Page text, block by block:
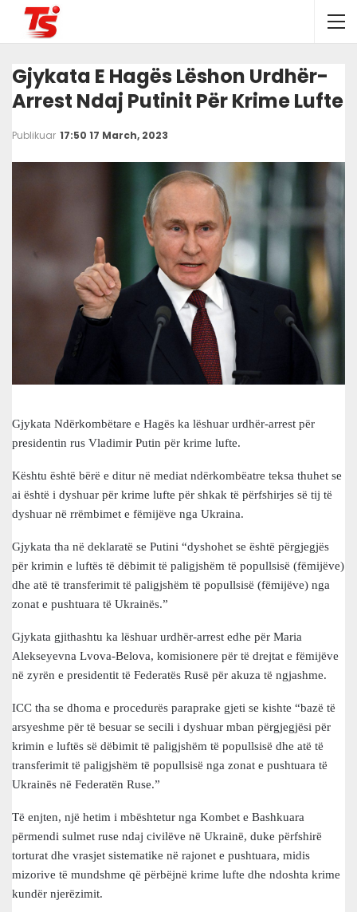
Gjykata E Hagës Lëshon Urdhër-
Arrest Ndaj Putinit Për Krime Lufte
Publikuar 17:50 17 March, 2023
Gjykata Ndërkombëtare e Hagës ka lëshuar urdhër-arrest për
presidentin rus Vladimir Putin për krime lufte.
Kështu është bërë e ditur në mediat ndërkombëatre teksa thuhet se
ai është i dyshuar për krime lufte për shkak të përfshirjes së tij të
dyshuar në rrëmbimet e fëmijëve nga Ukraina.
Gjykata tha në deklaratë se Putini “dyshohet se është përgjegjës
për krimin e luftës të dëbimit të paligjshëm të popullsisë (fëmijëve)
dhe atë të transferimit të paligjshëm të popullsisë (fëmijëve) nga
zonat e pushtuara të Ukrainës.”
Gjykata gjithashtu ka lëshuar urdhër-arrest edhe për Maria
Alekseyevna Lvova-Belova, komisionere për të drejtat e fëmijëve
në zyrën e presidentit të Federatës Rusë për akuza të ngjashme.
ICC tha se dhoma e procedurës paraprake gjeti se kishte “bazë të
arsyeshme për të besuar se secili i dyshuar mban përgjegjësi për
krimin e luftës së dëbimit të paligjshëm të popullsisë dhe atë të
transferimit të paligjshëm të popullsisë nga zonat e pushtuara të
Ukrainës në Federatën Ruse.”
Të enjten, një hetim i mbështetur nga Kombet e Bashkuara
përmendi sulmet ruse ndaj civilëve në Ukrainë, duke përfshirë
torturat dhe vrasjet sistematike në rajonet e pushtuara, midis
mizorive të mundshme që përbëjnë krime lufte dhe ndoshta krime
kundër njerëzimit.